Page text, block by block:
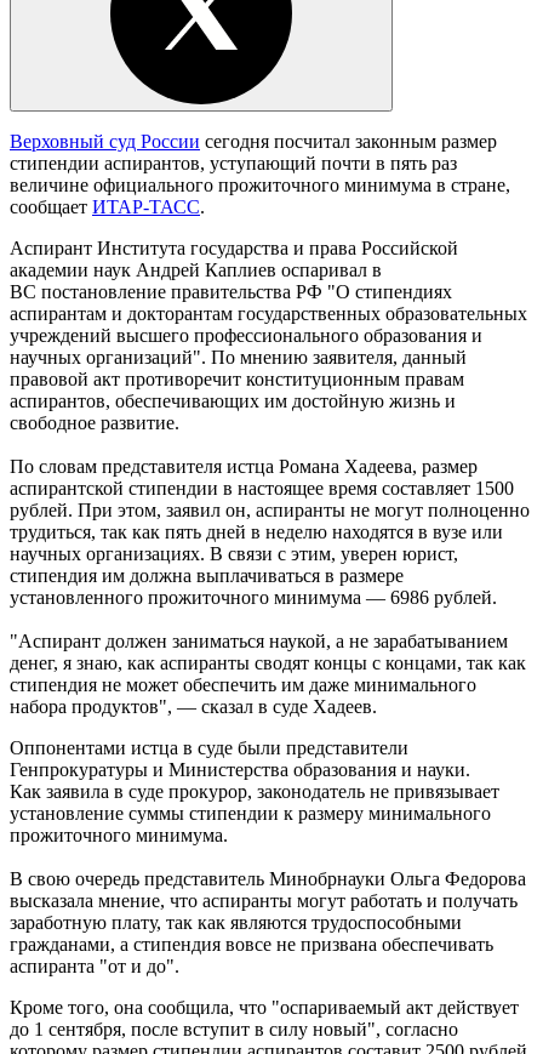
Верховный суд России сегодня посчитал законным размер
стипендии аспирантов, уступающий почти в пять раз
величине официального прожиточного минимума в стране,
сообщает ИТАР-ТАСС.
Аспирант Института государства и права Российской
академии наук Андрей Каплиев оспаривал в
ВС постановление правительства РФ "О стипендиях
аспирантам и докторантам государственных образовательных
учреждений высшего профессионального образования и
научных организаций". По мнению заявителя, данный
правовой акт противоречит конституционным правам
аспирантов, обеспечивающих им достойную жизнь и
свободное развитие.
По словам представителя истца Романа Хадеева, размер
аспирантской стипендии в настоящее время составляет 1500
рублей. При этом, заявил он, аспиранты не могут полноценно
трудиться, так как пять дней в неделю находятся в вузе или
научных организациях. В связи с этим, уверен юрист,
стипендия им должна выплачиваться в размере
установленного прожиточного минимума — 6986 рублей.
"Аспирант должен заниматься наукой, а не зарабатыванием
денег, я знаю, как аспиранты сводят концы с концами, так как
стипендия не может обеспечить им даже минимального
набора продуктов", — сказал в суде Хадеев.
Оппонентами истца в суде были представители
Генпрокуратуры и Министерства образования и науки.
Как заявила в суде прокурор, законодатель не привязывает
установление суммы стипендии к размеру минимального
прожиточного минимума.
В свою очередь представитель Минобрнауки Ольга Федорова
высказала мнение, что аспиранты могут работать и получать
заработную плату, так как являются трудоспособными
гражданами, а стипендия вовсе не призвана обеспечивать
аспиранта "от и до".
Кроме того, она сообщила, что "оспариваемый акт действует
до 1 сентября, после вступит в силу новый", согласно